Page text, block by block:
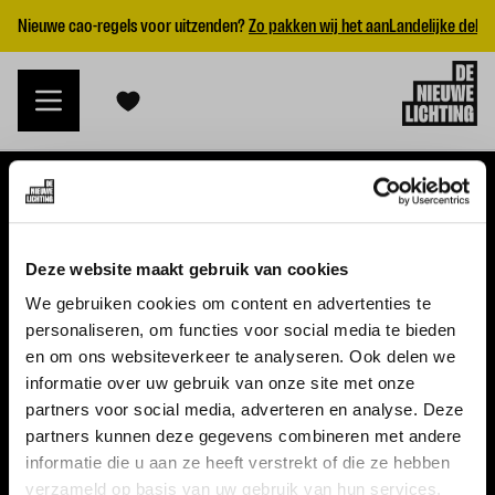
Deze website maakt gebruik van cookies
We gebruiken cookies om content en advertenties te
personaliseren, om functies voor social media te bieden
en om ons websiteverkeer te analyseren. Ook delen we
informatie over uw gebruik van onze site met onze
partners voor social media, adverteren en analyse. Deze
partners kunnen deze gegevens combineren met andere
informatie die u aan ze heeft verstrekt of die ze hebben
verzameld op basis van uw gebruik van hun services.
Nieuwe cao-regels voor uitzenden?Zo pakken wij het aanLandelijke
WERKGEVERS
Nieuwe cao uitzenden 2026
Vraag een offerte aan
VACATURES
Alle vacatures
Topvacatures